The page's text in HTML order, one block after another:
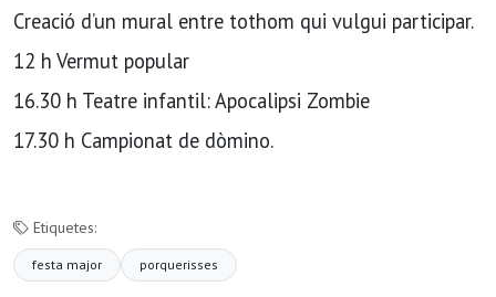
Creació d’un mural entre tothom qui vulgui participar.
12 h Vermut popular
16.30 h Teatre infantil: Apocalipsi Zombie
17.30 h Campionat de dòmino.
Etiquetes:
festa major porquerisses